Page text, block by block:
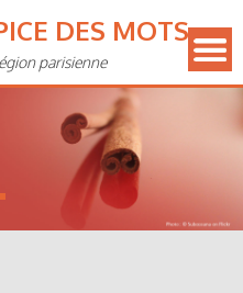
DES MOTS
parisienne